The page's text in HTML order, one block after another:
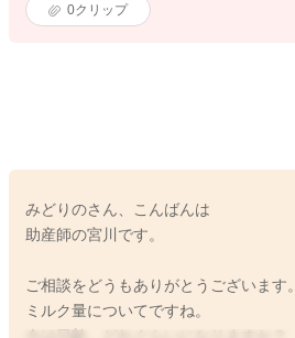
0クリップ
みどりのさん、こんばんは
助産師の宮川です。
ご相談をどうもありがとうございます。
ミルク量についてですね。